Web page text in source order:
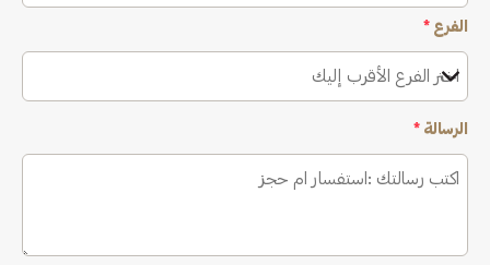
الفرع *
اختر الفرع الأقرب إليك
الرسالة *